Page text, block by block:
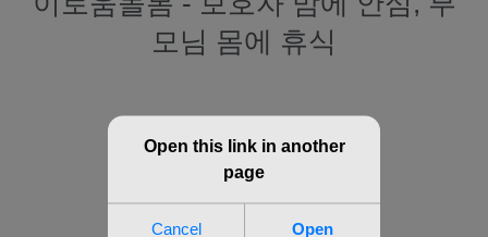
모님 몸에 휴식